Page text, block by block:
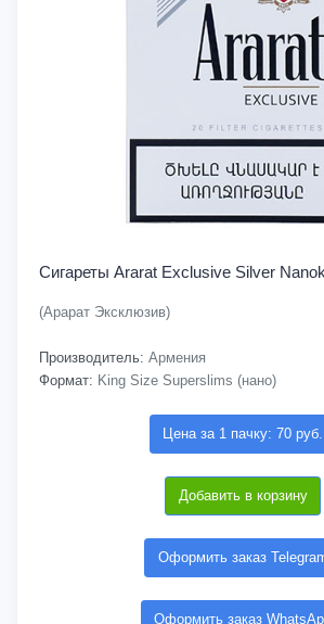
Сигареты Ararat Exclusive Silver
(Арарат Эксклюзив)
Производитель: Армения
Формат: King Size Superslims (нано)
Цена за 1 пачку: 70 руб.
Добавить в корзину
Оформить заказ
Оформить заказ